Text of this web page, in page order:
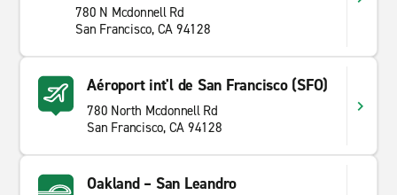
780 N Mcdonnell Rd
San Francisco, CA 94128
Aéroport int'l de San Francisco (SFO)
780 North Mcdonnell Rd
San Francisco, CA 94128
Oakland – San Leandro